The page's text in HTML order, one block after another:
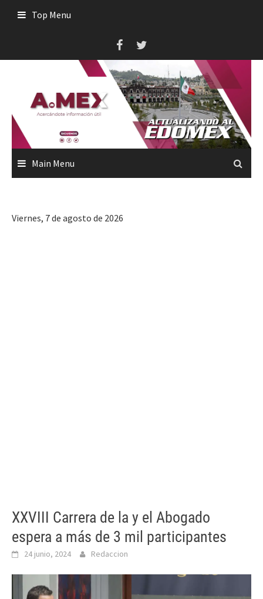
Top Menu
Main Menu
Viernes, 7 de agosto de 2026
XXVIII Carrera de la y el Abogado
espera a más de 3 mil participantes
24 junio, 2024 Redaccion